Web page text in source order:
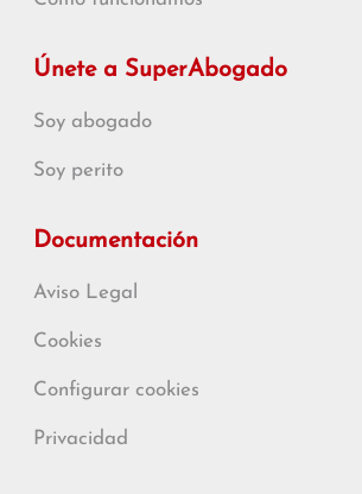
Únete a SuperAbogado
Soy abogado
Soy perito
Documentación
Aviso Legal
Cookies
Configurar cookies
Privacidad